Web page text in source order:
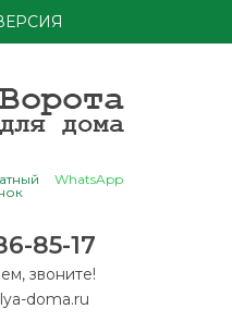
WhatsApp
85-17
звоните!
doma.ru